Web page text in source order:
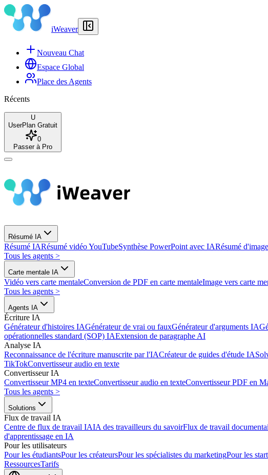
iWeaver
Nouveau Chat
Espace Global
Place des Agents
Récents
U
UserPlan Gratuit
0
Passer à Pro
Résumé IA
Résumé IARésumé vidéo YouTubeSynthèse PowerPoint avec IARésumé
Tous les agents >
Carte mentale IA
Vidéo vers carte mentaleConversion de PDF en carte mentaleImage vers carte
Tous les agents >
Agents IA
Écriture IA
Générateur d'histoires IAGénérateur de vrai ou fauxGénérateur d'arguments IA
opérationnelles standard (SOP) IAExtension de paragraphe AI
Analyse IA
Reconnaissance de l'écriture manuscrite par l'IACréateur de guides d'étude IA
TikTokConvertisseur audio en texte
Convertisseur IA
Convertisseur MP4 en texteConvertisseur audio en texteConvertisseur PDF en
Tous les agents >
Solutions
Flux de travail IA
Centre de flux de travail IAIA des travailleurs du savoirFlux de travail
d'apprentissage en IA
Pour les utilisateurs
Pour les étudiantsPour les créateursPour les spécialistes du marketingPour les
RessourcesTarifs